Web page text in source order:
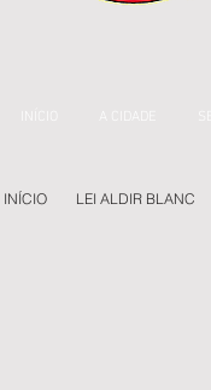
A CIDADE
INÍCIO LEI ALDIR BLANC